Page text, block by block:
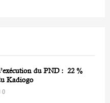
du PND : 22 %
Kadiogo
0